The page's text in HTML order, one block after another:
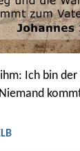
Ich bin